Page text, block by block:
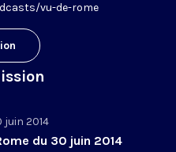
vu-de-rome
juin 2014
du 30 juin 2014